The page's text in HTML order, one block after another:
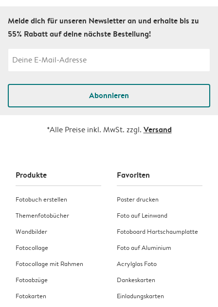
Melde dich für unseren Newsletter an und erhalte bis zu
55% Rabatt auf deine nächste Bestellung!
Abonnieren
*Alle Preise inkl. MwSt. zzgl. Versand
Produkte
Fotobuch erstellen
Themenfotobücher
Wandbilder
Fotocollage
Fotocollage mit Rahmen
Fotoabzüge
Fotokarten
Favoriten
Poster drucken
Foto auf Leinwand
Fotoboard Hartschaumplatte
Foto auf Aluminium
Acrylglas Foto
Dankeskarten
Einladungskarten